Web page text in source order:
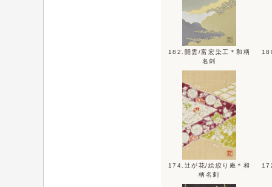
182.開雲/富宏染工＊和柄
名刺
174.辻が花/絵絞り庵＊和
柄名刺